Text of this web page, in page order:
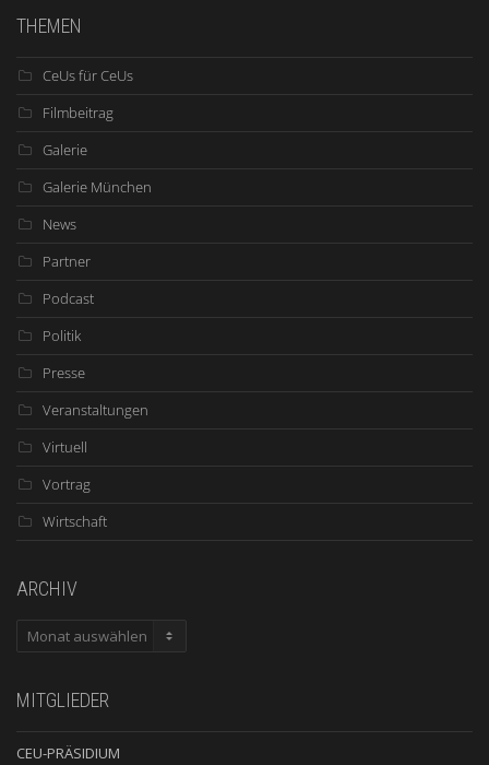
THEMEN
CeUs für CeUs
Filmbeitrag
Galerie
Galerie München
News
Partner
Podcast
Politik
Presse
Veranstaltungen
Virtuell
Vortrag
Wirtschaft
ARCHIV
ARCHIV
MITGLIEDER
CEU-PRÄSIDIUM